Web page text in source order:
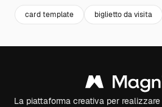
card template biglietto da visita
La piattaforma creativa per